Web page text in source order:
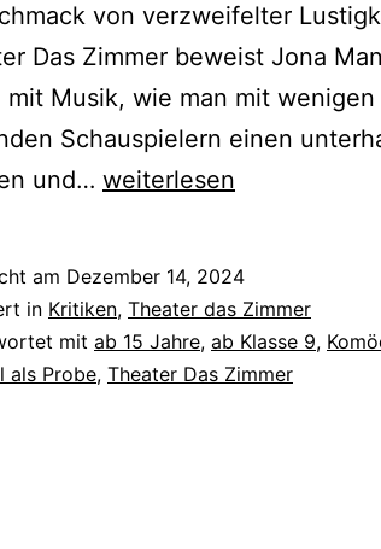
von verzweifelter
Das Zimmer beweist Jona
mit Musik, wie man mit
Schauspielern einen
und… Eine
zwei
Zwergen
weiterlesen
am Dezember 14, 2024
in Kritiken, Theater das Zimmer
mit ab 15 Jahre, ab Klasse 9,
als Probe, Theater Das Zimmer